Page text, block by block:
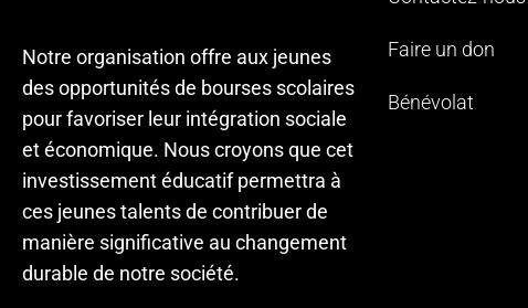
Notre organisation offre aux jeunes
des opportunités de bourses scolaires
pour favoriser leur intégration sociale
et économique. Nous croyons que cet
investissement éducatif permettra à
ces jeunes talents de contribuer de
manière significative au changement
durable de notre société.
Faire un don
Bénévolat